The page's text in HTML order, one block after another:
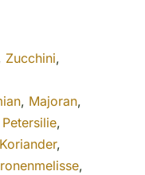
Zucchini,
, Majoran,
Petersilie,
Koriander,
,